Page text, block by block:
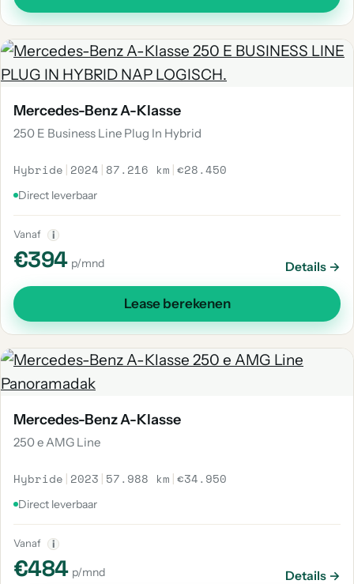
Mercedes-Benz A-Klasse
250 E Business Line Plug In Hybrid
Hybride | 2024 | 87.216 km |€28.450
Direct leverbaar
Vanaf i
€394 p/mnd Details →
Lease berekenen
Mercedes-Benz A-Klasse
250 e AMG Line
Hybride | 2023 | 57.988 km |€34.950
Direct leverbaar
Vanaf i
€484 p/mnd Details →